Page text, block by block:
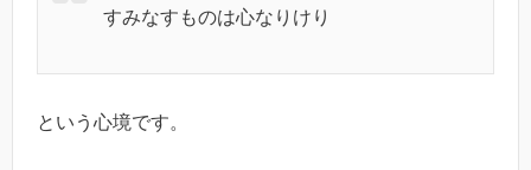
すみなすものは心なりけり
という心境です。